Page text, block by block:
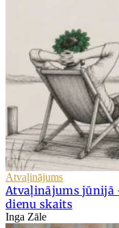
Atvaļinājums
Atvaļinājums jūnijā
dienu skaits
Inga Zāle